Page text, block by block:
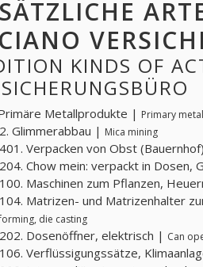
KINDS OF
Metallprodukte | Primary
Glimmerabbau | Mica mining
Verpacken von Obst
Chow mein: verpackt in Dosen,
Maschinen zum Pflanzen,
Matrizen- und Matrizenhalter
die casting
Dosenöffner, elektrisch | Can
Verflüssigungssätze,